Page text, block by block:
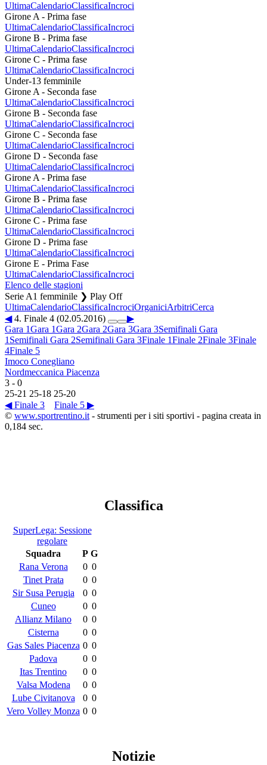
UltimaCalendarioClassificaIncroci
Girone A - Prima fase
UltimaCalendarioClassificaIncroci
Girone B - Prima fase
UltimaCalendarioClassificaIncroci
Girone C - Prima fase
UltimaCalendarioClassificaIncroci
Under-13 femminile
Girone A - Seconda fase
UltimaCalendarioClassificaIncroci
Girone B - Seconda fase
UltimaCalendarioClassificaIncroci
Girone C - Seconda fase
UltimaCalendarioClassificaIncroci
Girone D - Seconda fase
UltimaCalendarioClassificaIncroci
Girone A - Prima fase
UltimaCalendarioClassificaIncroci
Girone B - Prima fase
UltimaCalendarioClassificaIncroci
Girone C - Prima fase
UltimaCalendarioClassificaIncroci
Girone D - Prima fase
UltimaCalendarioClassificaIncroci
Girone E - Prima Fase
UltimaCalendarioClassificaIncroci
Elenco delle stagioni
Serie A1 femminile ❯ Play Off
UltimaCalendarioClassificaIncrociOrganiciArbitriCerca
◀4. Finale 4 (02.05.2016)
▶
Gara 1Gara 1Gara 2Gara 2Gara 3Gara 3Semifinali Gara
1 Semifinali Gara 2Semifinali Gara 3Finale 1Finale 2Finale 3Finale
4Finale 5
Imoco Conegliano
Nordmeccanica Piacenza
3 - 0
25-21 25-18 25-20
◀ Finale 3
Finale 5 ▶
© www.sportrentino.it - strumenti per i siti sportivi - pagina creata in
0,184 sec.
Classifica
SuperLega: Sessione
regolare
Squadra
P G
Rana Verona
0 0
Tinet Prata
0 0
Sir Susa Perugia
0 0
Cuneo
0 0
Allianz Milano
0 0
Cisterna
0 0
Gas Sales Piacenza 0 0
Padova
0 0
Itas Trentino
0 0
Valsa Modena
0 0
Lube Civitanova
0 0
Vero Volley Monza 0 0
Notizie